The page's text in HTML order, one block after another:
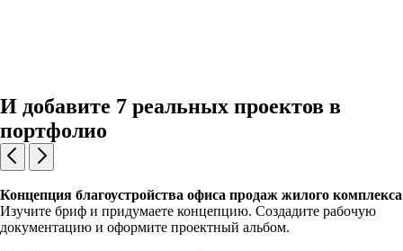
И добавите 7 реальных проектов в
портфолио
Концепция благоустройства офиса продаж жилого комплекса
Изучите бриф и придумаете концепцию. Создадите рабочую
документацию и оформите проектный альбом.